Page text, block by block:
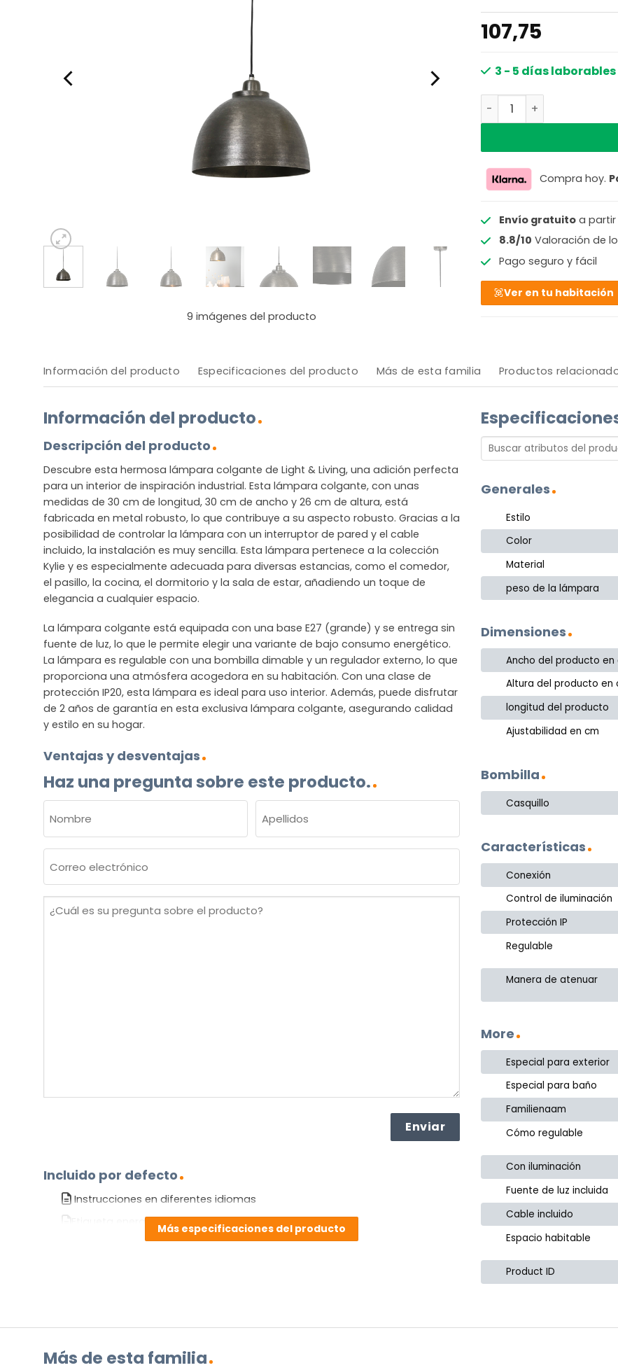
9 imágenes del producto
107,75
3 - 5 días laborables
Lámpara industrial
Compra hoy.
Envío gratuitoa partir
8.8/10 Valoración de
Pago seguro y fácil
Ver en tu habitación
Información del producto Especificaciones del producto Más de esta familia Productos
Información del producto
Descripción del producto
Descubre esta hermosa lámpara colgante de Light & Living, una adición perfecta
para un interior de inspiración industrial. Esta lámpara colgante, con unas
medidas de 30 cm de longitud, 30 cm de ancho y 26 cm de altura, está
fabricada en metal robusto, lo que contribuye a su aspecto robusto. Gracias a la
posibilidad de controlar la lámpara con un interruptor de pared y el cable
incluido, la instalación es muy sencilla. Esta lámpara pertenece a la colección
Kylie y es especialmente adecuada para diversas estancias, como el comedor,
el pasillo, la cocina, el dormitorio y la sala de estar, añadiendo un toque de
elegancia a cualquier espacio.
La lámpara colgante está equipada con una base E27 (grande) y se entrega sin
fuente de luz, lo que le permite elegir una variante de bajo consumo energético.
La lámpara es regulable con una bombilla dimable y un regulador externo, lo que
proporciona una atmósfera acogedora en su habitación. Con una clase de
protección IP20, esta lámpara es ideal para uso interior. Además, puede disfrutar
de 2 años de garantía en esta exclusiva lámpara colgante, asegurando calidad
y estilo en su hogar.
Ventajas y desventajas
Haz una pregunta sobre este producto.
(OBLIGATORIO)
Nombre Apellidos
electrónico
¿Cuál
Incluido por defecto
Instrucciones en diferentes idiomas
Etiqueta energética
Más especificaciones del producto
Generales
Estilo
Color
Material
peso de la lámpara
Dimensiones
Ancho del producto en
Altura del producto en
longitud del producto
Ajustabilidad en cm
Bombilla
Casquillo
Características
Conexión
Control de iluminación
Protección IP
Regulable
Manera de atenuar
More
Especial para exterior
Especial para baño
Familienaam
Cómo regulable
Con iluminación
Fuente de luz incluida
Cable incluido
Espacio habitable
Product ID
Más de esta familia